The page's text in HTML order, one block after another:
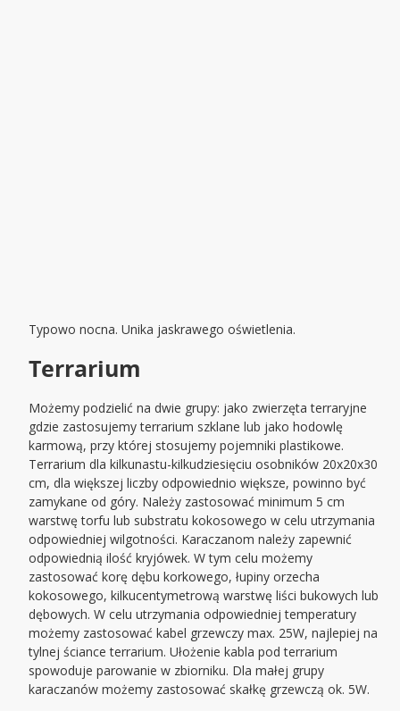
Typowo nocna. Unika jaskrawego oświetlenia.
Terrarium
Możemy podzielić na dwie grupy: jako zwierzęta terraryjne
gdzie zastosujemy terrarium szklane lub jako hodowlę
karmową, przy której stosujemy pojemniki plastikowe.
Terrarium dla kilkunastu-kilkudziesięciu osobników 20x20x30
cm, dla większej liczby odpowiednio większe, powinno być
zamykane od góry. Należy zastosować minimum 5 cm
warstwę torfu lub substratu kokosowego w celu utrzymania
odpowiedniej wilgotności. Karaczanom należy zapewnić
odpowiednią ilość kryjówek. W tym celu możemy
zastosować korę dębu korkowego, łupiny orzecha
kokosowego, kilkucentymetrową warstwę liści bukowych lub
dębowych. W celu utrzymania odpowiedniej temperatury
możemy zastosować kabel grzewczy max. 25W, najlepiej na
tylnej ściance terrarium. Ułożenie kabla pod terrarium
spowoduje parowanie w zbiorniku. Dla małej grupy
karaczanów możemy zastosować skałkę grzewczą ok. 5W.